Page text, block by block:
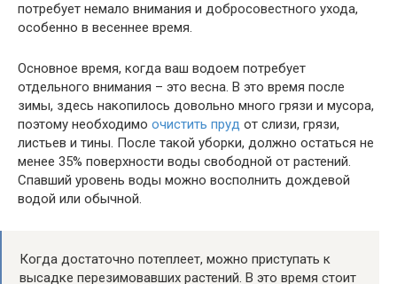
потребует немало внимания и добросовестного ухода,
особенно в весеннее время.
Основное время, когда ваш водоем потребует
отдельного внимания – это весна. В это время после
зимы, здесь накопилось довольно много грязи и мусора,
поэтому необходимо очистить пруд от слизи, грязи,
листьев и тины. После такой уборки, должно остаться не
менее 35% поверхности воды свободной от растений.
Спавший уровень воды можно восполнить дождевой
водой или обычной.
Когда достаточно потеплеет, можно приступать к
высадке перезимовавших растений. В это время стоит